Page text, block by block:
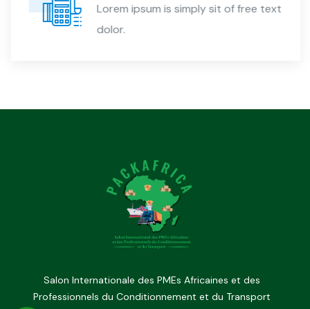
Lorem ipsum is simply sit of free text
dolor.
Salon Internationale des PMEs Africaines et des
Professionnels du Conditionnement et du Transport